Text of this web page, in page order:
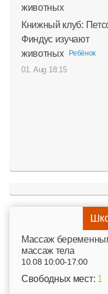
Книжный клуб:
Финдус изучают
животных
Ребёнок
01. Aug 18:15
Mассаж
массаж тела
10.08 10:00-17:00
Свободных мест: 1